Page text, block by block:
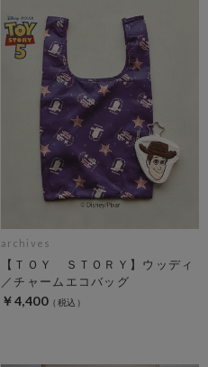
archives
【ＴＯＹ ＳＴＯＲＹ】ウッディ
／チャームエコバッグ
￥4,400